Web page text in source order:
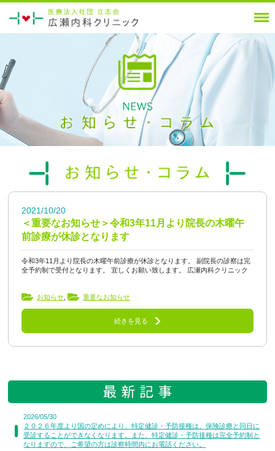
2021/10/20
＜重要なお知らせ＞令和3年11月より院長の木曜午
前診療が休診となります
令和3年11月より院長の木曜午前診療が休診となります。 副院長の診察は完
全予約制で受付となります。 宜しくお願い致します。 広瀬内科クリニック
お知らせ 重要なお知らせ
続きを見る
2026/05/30
２０２６年度より国の定めにより、特定健診・予防接種は、保険診療と同日に
受診することができなくなります。また、特定健診・予防接種は完全予約制と
なりますので、ご希望の方は診察時間内にお電話ください。